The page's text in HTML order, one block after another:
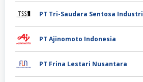
PT Tri-Saudara Sentosa Industri
PT Ajinomoto Indonesia
PT Frina Lestari Nusantara